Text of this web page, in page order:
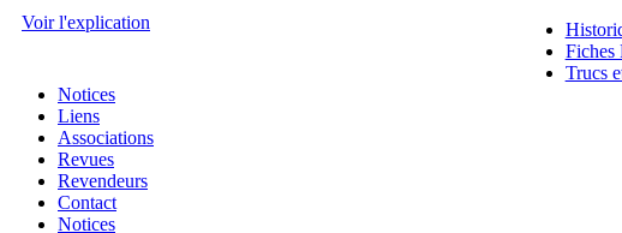
Voir l'explication
Fiches
Trucs
Notices
Liens
Associations
Revues
Revendeurs
Contact
Notices